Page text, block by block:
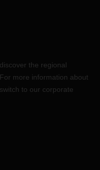
the regional
more information about
to our corporate